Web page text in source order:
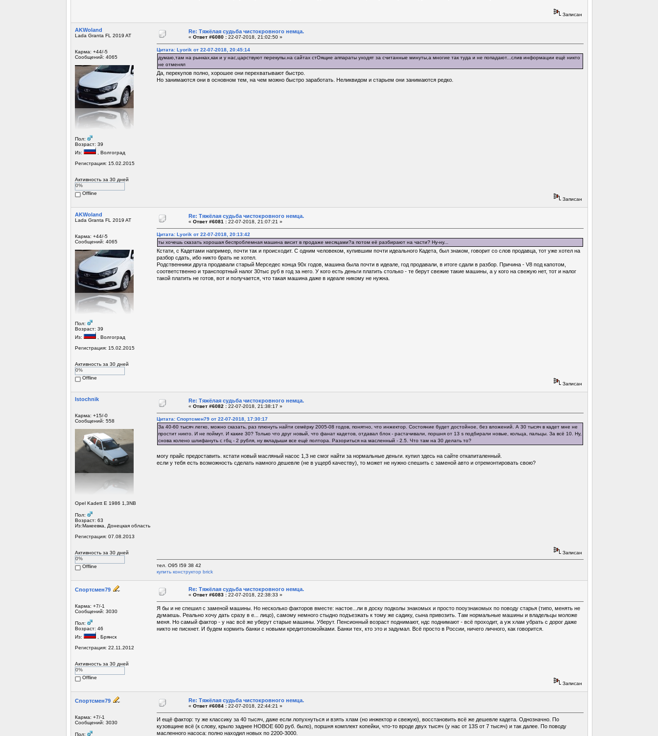
Записан
AKWoland
Lada Granta FL 2019 AT
Карма: +44/-5
Сообщений: 4065
Пол:
Возраст: 39
Из:
, Волгоград
Регистрация: 15.02.2015
Активность за 30 дней
0%
Offline
Re: Тяжёлая судьба чистокровного немца.
« Ответ #6080 :22-07-2018, 21:02:50 »
Цитата: Lyorik от 22-07-2018, 20:45:14
думаю,там на рынках,как и у нас,царствуют перекупы.на сайтах стОящие аппараты уходят за считанные минуты,а многие так туда и не попадают...слив информации ещё никто
не отменял
Да, перекупов полно, хорошее они перехватывают быстро.
Но занимаются они в основном тем, на чем можно быстро заработать. Неликвидом и старьем они занимаются редко.
Записан
AKWoland
Lada Granta FL 2019 AT
Карма: +44/-5
Сообщений: 4065
Пол:
Возраст: 39
Из:
, Волгоград
Регистрация: 15.02.2015
Активность за 30 дней
0%
Offline
Re: Тяжёлая судьба чистокровного немца.
« Ответ #6081 :22-07-2018, 21:07:21 »
Цитата: Lyorik от 22-07-2018, 20:13:42
ты хочешь сказать хорошая беспроблемная машина висит в продаже месяцами?а потом её разбирают на части? Ну-ну...
Кстати, с Кадетами например, почти так и происходит. С одним человеком, купившим почти идеального Кадета, был знаком, говорит со слов продавца, тот уже хотел на
разбор сдать, ибо никто брать не хотел.
Родственники друга продавали старый Мерседес конца 90х годов, машина была почти в идеале, год продавали, в итоге сдали в разбор. Причина - V8 под капотом,
соответственно и транспортный налог 30тыс руб в год за него. У кого есть деньги платить столько - те берут свежие такие машины, а у кого на свежую нет, тот и налог
такой платить не готов, вот и получается, что такая машина даже в идеале никому не нужна.
Записан
Istochnik
Карма: +15/-0
Сообщений: 558
Opel Kadett E 1986 1,3NB
Пол:
Возраст: 63
Из:Макеевка, Донецкая область
Регистрация: 07.08.2013
Активность за 30 дней
0%
Offline
Re: Тяжёлая судьба чистокровного немца.
« Ответ #6082 :22-07-2018, 21:38:17 »
Цитата: Спортсмен79 от 22-07-2018, 17:30:17
За 40-60 тысяч легко, можно сказать, раз плюнуть найти семёрку 2005-08 годов, понятно, что инжектор. Состояние будет достойное, без вложений. А 30 тысяч в кадет мне не
простит никто. И не поймут. И какие 30? Только что друг новый, что фанат кадетов, отдавал блок - растачивали, поршня от 13 s подбирали новые, кольца, пальцы. За всё 10. Ну,
снова колено шлифануть с гбц - 2 рубля, ну вкладыши все ещё полтора. Разориться на масленный - 2.5. Что там на 30 делать то?
могу прайс предоставить. кстати новый масляный насос 1,3 не смог найти за нормальные деньги. купил здесь на сайте откапиталенный.
если у тебя есть возможность сделать намного дешевле (не в ущерб качеству), то может не нужно спешить с заменой авто и отремонтировать свою?
Записан
тел. О95 I59 З8 42
купить конструктор brick
Спортсмен79
Карма: +7/-1
Сообщений: 3030
Пол:
Возраст: 46
Из:
, Брянск
Регистрация: 22.11.2012
Активность за 30 дней
0%
Offline
Re: Тяжёлая судьба чистокровного немца.
« Ответ #6083 :22-07-2018, 22:38:33 »
Я бы и не спешил с заменой машины. Но несколько факторов вместе: настое...ли в доску подколы знакомых и просто пооузнакомых по поводу старья (типо, менять не
думаешь. Реально хочу дать сразу в е... лицо), самому немного стыдно подъезжать к тому же садику, сына привозить. Там нормальные машины и владельцы моложе
меня. Но самый фактор - у нас всё же уберут старые машины. Уберут. Пенсионный возраст поднимают, ндс поднимают - всё проходит, а уж хлам убрать с дорог даже
никто не пискнет. И будем кормить банки с новыми кредитопомойками. Банки тех, кто это и задумал. Всё просто в России, ничего личного, как говорится.
Записан
Спортсмен79
Карма: +7/-1
Сообщений: 3030
Пол:
Re: Тяжёлая судьба чистокровного немца.
« Ответ #6084 :22-07-2018, 22:44:21 »
И ещё фактор: ту же классику за 40 тысяч, даже если лопухнуться и взять хлам (но инжектор и свежую), восстановить всё же дешевле кадета. Однозначно. По
кузовщине всё (к слову, крыло заднее НОВОЕ 600 руб. было), поршня комплект копейки, что-то вроде двух тысяч (у нас от 13S от 7 тысяч) и так далее. По поводу
масленного насоса: полно находил новых по 2200-3000.